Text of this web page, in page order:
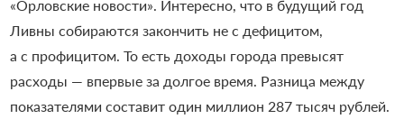
«Орловские новости». Интересно, что в будущий год
Ливны собираются закончить не с дефицитом,
а с профицитом. То есть доходы города превысят
расходы — впервые за долгое время. Разница между
показателями составит один миллион 287 тысяч рублей.